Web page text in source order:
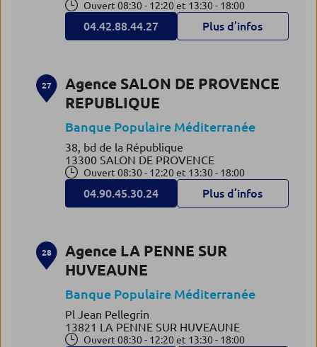
Ouvert 08:30 - 12:20 et 13:30 - 18:00
04.42.88.44.27 Plus d’infos
27
Agence SALON DE PROVENCE
REPUBLIQUE
Banque Populaire Méditerranée
38, bd de la République
13300 SALON DE PROVENCE
Ouvert 08:30 - 12:20 et 13:30 - 18:00
04.90.45.30.24 Plus d’infos
28
Agence LA PENNE SUR
HUVEAUNE
Banque Populaire Méditerranée
Pl Jean Pellegrin
13821 LA PENNE SUR HUVEAUNE
Ouvert 08:30 - 12:20 et 13:30 - 18:00